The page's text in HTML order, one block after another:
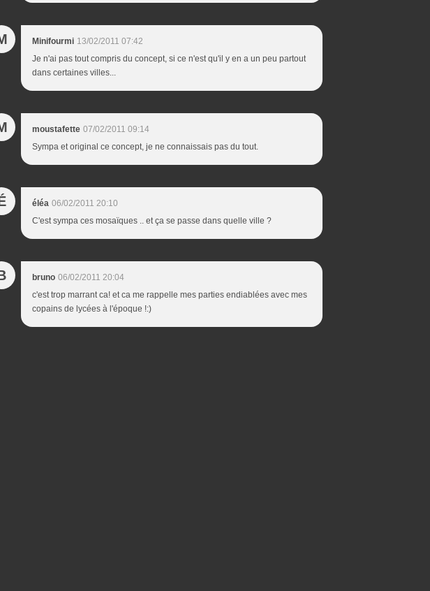
Minifourmi 13/02/2011 07:42
Je n'ai pas tout compris du concept, si ce n'est qu'il y en a un peu partout
dans certaines villes...
moustafette 07/02/2011 09:14
Sympa et original ce concept, je ne connaissais pas du tout.
éléa 06/02/2011 20:10
C'est sympa ces mosaïques .. et ça se passe dans quelle ville ?
bruno 06/02/2011 20:04
c'est trop marrant ca! et ca me rappelle mes parties endiablées avec mes
copains de lycées à l'époque !:)